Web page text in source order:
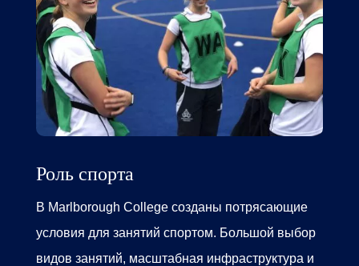
Роль спорта
В Marlborough Collegeсозданы потрясающие
условия для занятий спортом. Большой выбор
видов занятий, масштабная инфраструктура и